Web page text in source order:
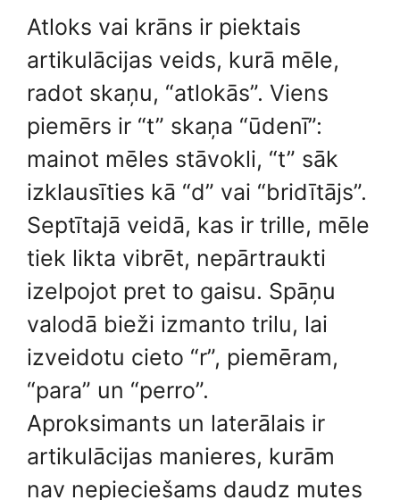
Atloks vai krāns ir piektais
artikulācijas veids, kurā mēle,
radot skaņu, “atlokās”. Viens
piemērs ir “t” skaņa “ūdenī”:
mainot mēles stāvokli, “t” sāk
izklausīties kā “d” vai “bridītājs”.
Septītajā veidā, kas ir trille, mēle
tiek likta vibrēt, nepārtraukti
izelpojot pret to gaisu. Spāņu
valodā bieži izmanto trilu, lai
izveidotu cieto “r”, piemēram,
“para” un “perro”.
Aproksimants un laterālais ir
artikulācijas manieres, kurām
nav nepieciešams daudz mutes